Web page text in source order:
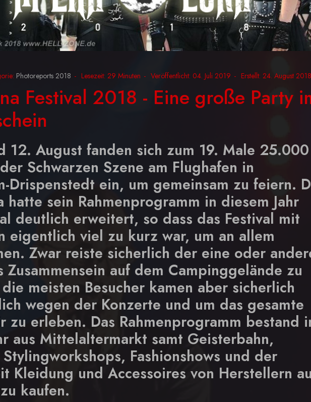
Photoreports 2018 Lesezeit: 29 Minuten Veröffentlicht: 04. Juli 2019 Erstellt: 24. August 2018
Festival 2018 - Eine große Party
12. August fanden sich zum 19. Male 25.000
Schwarzen Szene am Flughafen in
Drispenstedt ein, um gemeinsam zu feiern.
hatte sein Rahmenprogramm in diesem Jahr
deutlich erweitert, so dass das Festival mit
eigentlich viel zu kurz war, um an allem
Zwar reiste sicherlich der eine oder
Zusammensein auf dem Campinggelände zu
meisten Besucher kamen aber sicherlich
wegen der Konzerte und um das gesamte
zu erleben. Das Rahmenprogramm bestand
aus Mittelaltermarkt samt Geisterbahn,
Fashionshows und der
Kleidung und Accessoires von Herstellern
kaufen.